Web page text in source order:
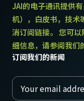
JAI的电子通讯提供
机），白皮书，技术
消订阅链接。 您可
细信息，请参阅我们
订阅我们的新闻